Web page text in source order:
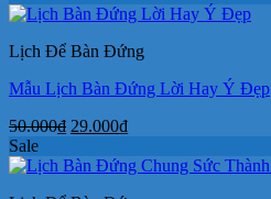
là:
tại
29.000₫.
Lịch Để Bàn Đứng
Mẫu Lịch Bàn Đứng Lời Hay Ý Đẹp
50.000₫ Giá
là:
29.000₫Giá
tại
Sale